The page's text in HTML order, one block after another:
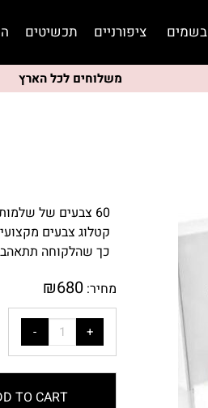
משלוחים לכל הארץ
בשמים ציפורניים תכשיטים
60 צבעים של
קטלוג צבעים מקצועי
כך שהלקוחה
מחיר:
₪680
TO CART +